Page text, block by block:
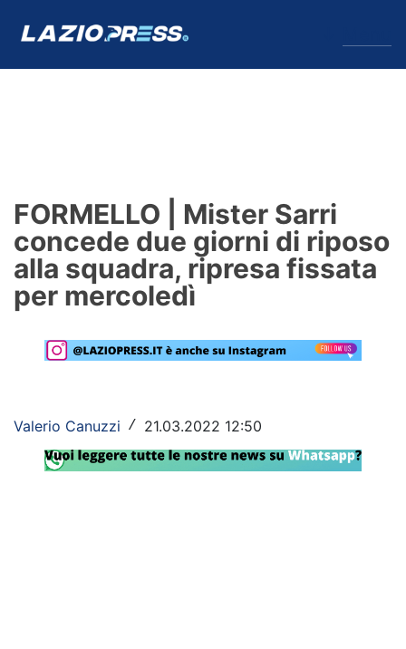
Formello
Infortuni
Primavera
Calciomercato
Rassegna Lazio
Social
FORMELLO | Mister Sarri
concede due giorni di riposo
alla squadra, ripresa fissata
per mercoledì
Valerio Canuzzi / 21.03.2022 12:50